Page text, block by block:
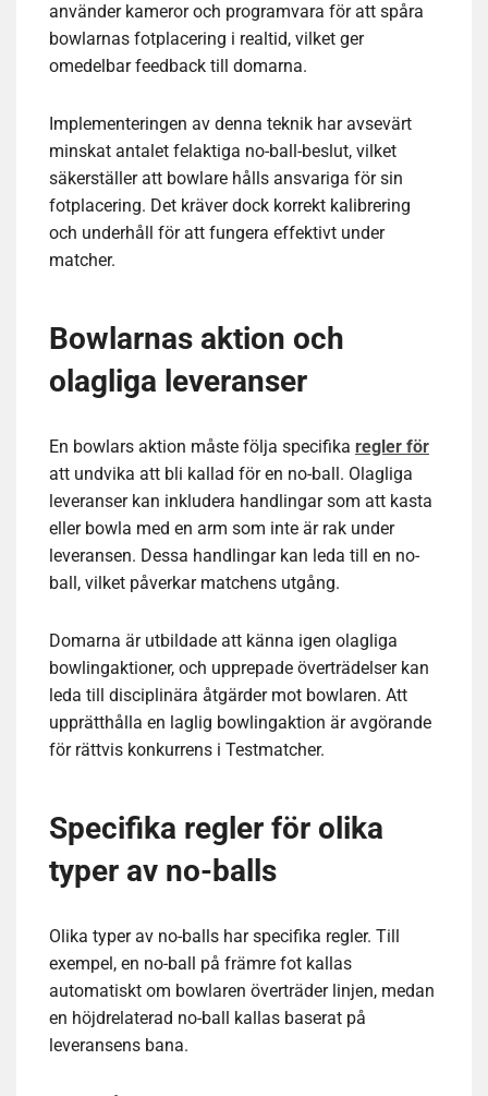
använder kameror och programvara för att spåra
bowlarnas fotplacering i realtid, vilket ger
omedelbar feedback till domarna.
Implementeringen av denna teknik har avsevärt
minskat antalet felaktiga no-ball-beslut, vilket
säkerställer att bowlare hålls ansvariga för sin
fotplacering. Det kräver dock korrekt kalibrering
och underhåll för att fungera effektivt under
matcher.
Bowlarnas aktion och
olagliga leveranser
En bowlars aktion måste följa specifika regler för
att undvika att bli kallad för en no-ball. Olagliga
leveranser kan inkludera handlingar som att kasta
eller bowla med en arm som inte är rak under
leveransen. Dessa handlingar kan leda till en no-
ball, vilket påverkar matchens utgång.
Domarna är utbildade att känna igen olagliga
bowlingaktioner, och upprepade överträdelser kan
leda till disciplinära åtgärder mot bowlaren. Att
upprätthålla en laglig bowlingaktion är avgörande
för rättvis konkurrens i Testmatcher.
Specifika regler för olika
typer av no-balls
Olika typer av no-balls har specifika regler. Till
exempel, en no-ball på främre fot kallas
automatiskt om bowlaren överträder linjen, medan
en höjdrelaterad no-ball kallas baserat på
leveransens bana.